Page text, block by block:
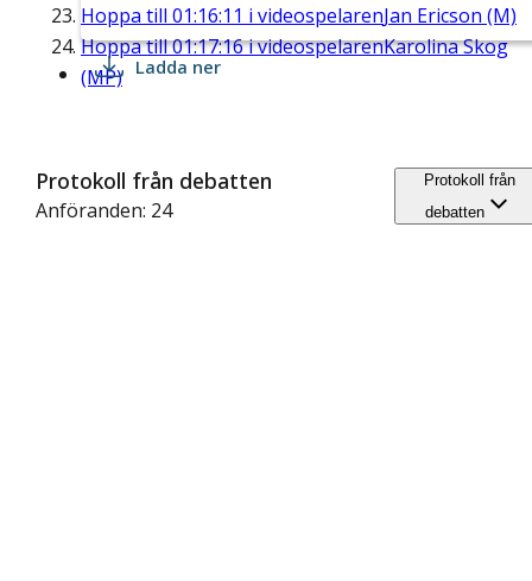
Hoppa till 01:16:11 i videospelarenJan Ericson (M)
Hoppa till01:17:16i videospelarenKarolina Skog
(MP) Ladda ner
Protokoll från debatten
Anföranden: 24
Protokoll från
debatten